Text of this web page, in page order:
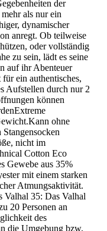
der
als nur ein
dynamischer
anregt. Ob teilweise
oder vollständig
zu sein, lädt es seine
auf ihr Abenteuer
ein authentisches,
Aufstellen durch nur 2
können
ohne
nicht im
Cotton Eco
Gewebe aus 35%
mit einem starken
Atmungsaktivität.
Valhal 35: Das Valhal
20 Personen an
des
die Umgebung bzw.